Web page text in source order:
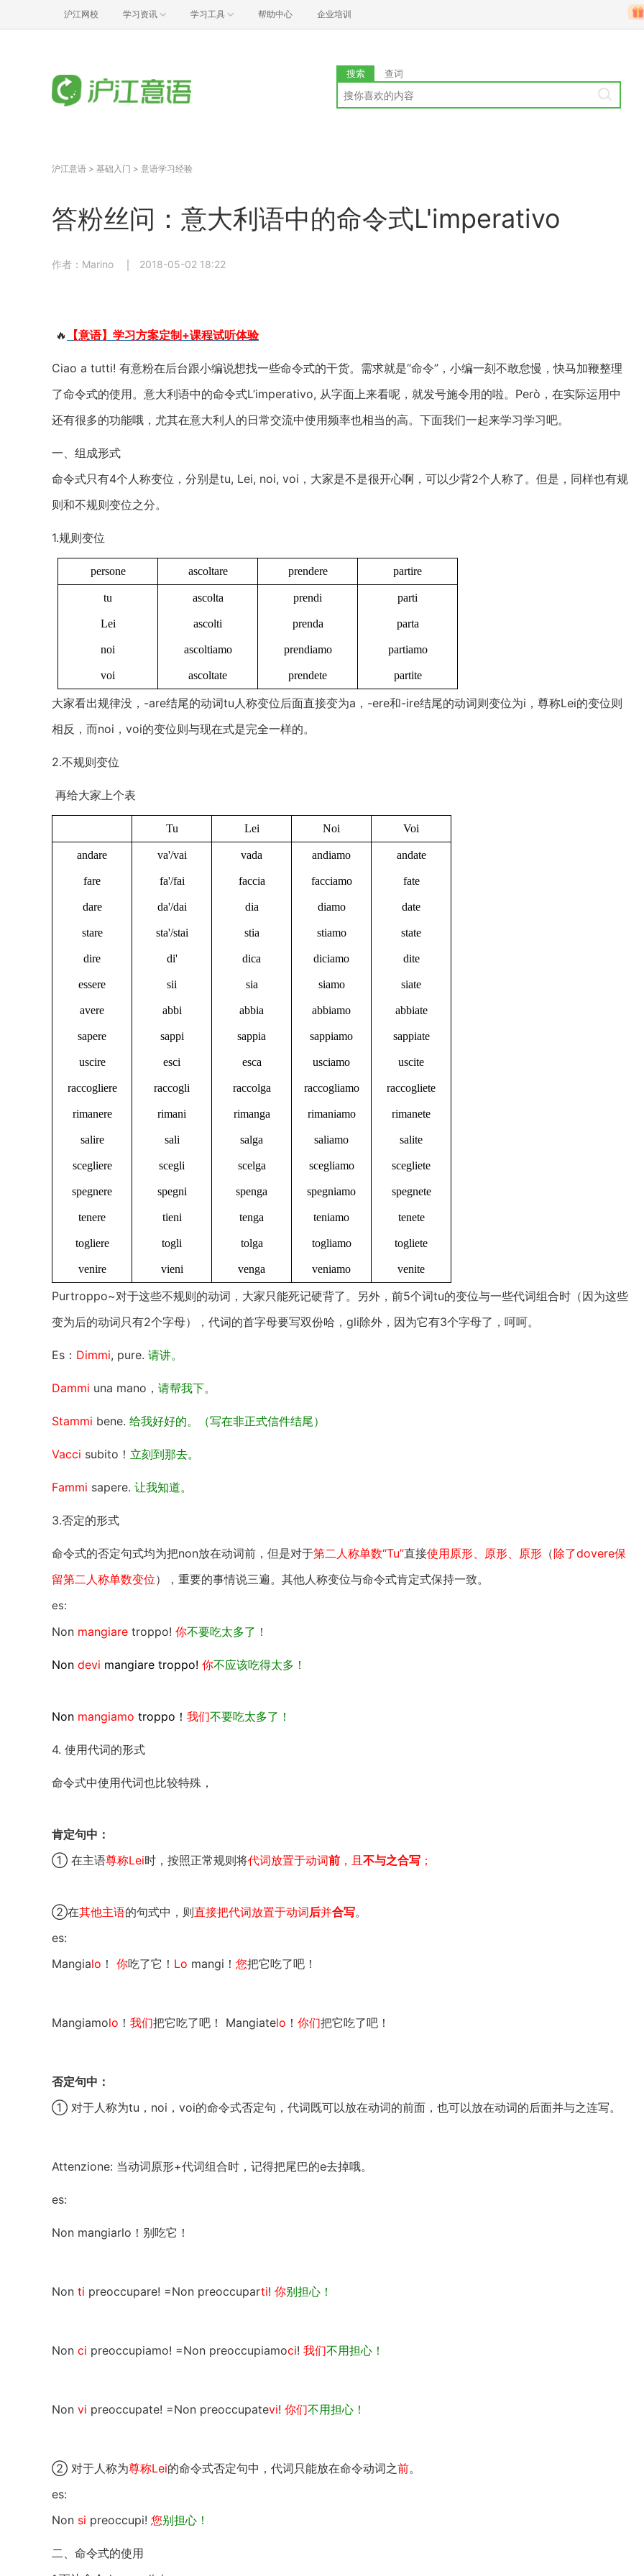
沪江网校 学习资讯 学习工具 帮助中心 企业培训
搜索 查词
沪江意语 > 基础入门 > 意语学习经验
答粉丝问：意大利语中的命令式L'imperativo
作者：Marino 2018-05-02 18:22
🔥 【意语】学习方案定制+课程试听体验
Ciao a tutti! 有意粉在后台跟小编说想找一些命令式的干货。需求就是“命令”，小编一刻不敢怠慢，快马加鞭整理
了命令式的使用。意大利语中的命令式L’imperativo, 从字面上来看呢，就发号施令用的啦。Però，在实际运用中
还有很多的功能哦，尤其在意大利人的日常交流中使用频率也相当的高。下面我们一起来学习学习吧。
一、组成形式
命令式只有4个人称变位，分别是tu, Lei, noi, voi，大家是不是很开心啊，可以少背2个人称了。但是，同样也有规
则和不规则变位之分。
1.规则变位
persone ascoltare prendere partire
tu
Lei
noi
voi
ascolta
ascolti
ascoltiamo
ascoltate
prendi
prenda
prendiamo
prendete
parti
parta
partiamo
partite
大家看出规律没，-are结尾的动词tu人称变位后面直接变为a，-ere和-ire结尾的动词则变位为i，尊称Lei的变位则
相反，而noi，voi的变位则与现在式是完全一样的。
2.不规则变位
再给大家上个表
Tu Lei Noi Voi
andare
fare
dare
stare
dire
essere
avere
sapere
uscire
raccogliere
rimanere
salire
scegliere
spegnere
tenere
togliere
venire
va'/vai
fa'/fai
da'/dai
sta'/stai
di'
sii
abbi
sappi
esci
raccogli
rimani
sali
scegli
spegni
tieni
togli
vieni
vada
faccia
dia
stia
dica
sia
abbia
sappia
esca
raccolga
rimanga
salga
scelga
spenga
tenga
tolga
venga
andiamo
facciamo
diamo
stiamo
diciamo
siamo
abbiamo
sappiamo
usciamo
raccogliamo
rimaniamo
saliamo
scegliamo
spegniamo
teniamo
togliamo
veniamo
andate
fate
date
state
dite
siate
abbiate
sappiate
uscite
raccogliete
rimanete
salite
scegliete
spegnete
tenete
togliete
venite
Purtroppo~对于这些不规则的动词，大家只能死记硬背了。另外，前5个词tu的变位与一些代词组合时（因为这些
变为后的动词只有2个字母），代词的首字母要写双份哈，gli除外，因为它有3个字母了，呵呵。
Es： Dimmi, pure. 请讲。
Dammi una mano， 请帮我下。
Stammi bene. 给我好好的。（写在非正式信件结尾）
Vacci subito！ 立刻到那去。
Fammi sapere. 让我知道。
3.否定的形式
命令式的否定句式均为把non放在动词前，但是对于第二人称单数“Tu”直接使用原形、原形、原形 （除了dovere保
留第二人称单数变位），重要的事情说三遍。其他人称变位与命令式肯定式保持一致。
es:
Non mangiare troppo! 你不要吃太多了！
Non devi mangiare troppo! 你不应该吃得太多！
Non mangiamo troppo！ 我们不要吃太多了！
4. 使用代词的形式
命令式中使用代词也比较特殊，
肯定句中：
① 在主语尊称Lei时，按照正常规则将代词放置于动词前 ，且 不与之合写 ；
②在其他主语的句式中，则直接把代词放置于动词后并合写。
es:
Mangialo ！ 你吃了它！ Lo mangi！ 您把它吃了吧！
Mangiamolo ！ 我们把它吃了吧！ Mangiatelo ！ 你们把它吃了吧！
否定句中：
① 对于人称为tu，noi，voi的命令式否定句，代词既可以放在动词的前面，也可以放在动词的后面并与之连写。
Attenzione: 当动词原形+代词组合时，记得把尾巴的e去掉哦。
es:
Non mangiarlo！别吃它！
Non ti preoccupare! =Non preoccuparti! 你别担心！
Non ci preoccupiamo! =Non preoccupiamoci! 我们不用担心！
Non vi preoccupate! =Non preoccupatevi! 你们不用担心！
② 对于人称为尊称Lei的命令式否定句中，代词只能放在命令动词之前。
es:
Non si preoccupi! 您别担心！
二、命令式的使用